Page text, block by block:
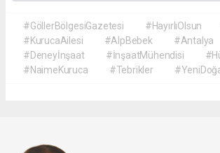
#GöllerBölgesiGazetesi #HayırlıOlsun
#KurucaAilesi
#AlpBebek
#Antalya
#Deneyİnşaat
#İnşaatMühendisi
#NaimeKuruca
#Tebrikler